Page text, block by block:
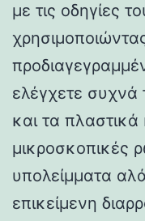
με τις οδηγίες
ελέγχετε συχνά
και τα πλαστικά
μικροσκοπικές
υπολείμματα
επικείμενη